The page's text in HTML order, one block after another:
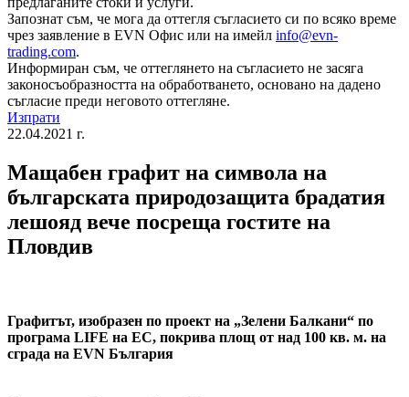
Запознат съм, че мога да оттегля съгласието си по всяко време
чрез заявление в EVN Офис или на имейл info@evn-
trading.com.
Информиран съм, че оттеглянето на съгласието не засяга
законосъобразността на обработването, основано на дадено
съгласие преди неговото оттегляне.
Изпрати
22.04.2021 г.
Мащабен графит на символа на
българската природозащита брадатия
лешояд вече посреща гостите на
Пловдив
Графитът, изобразен по проект на „Зелени Балкани“ по
програма LIFE на EС, покрива площ от над 100 кв. м. на
сграда на EVN България